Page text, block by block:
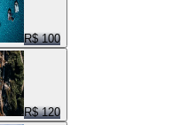
R$ 100
R$ 120